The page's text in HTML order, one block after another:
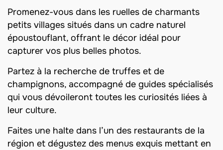
Promenez-vous dans les ruelles de charmants
petits villages situés dans un cadre naturel
époustouflant, offrant le décor idéal pour
capturer vos plus belles photos.
Partez à la recherche de truffes et de
champignons, accompagné de guides spécialisés
qui vous dévoileront toutes les curiosités liées à
leur culture.
Faites une halte dans l’un des restaurants de la
région et dégustez des menus exquis mettant en